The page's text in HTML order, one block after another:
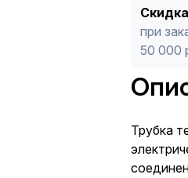
при
50 000
Трубка